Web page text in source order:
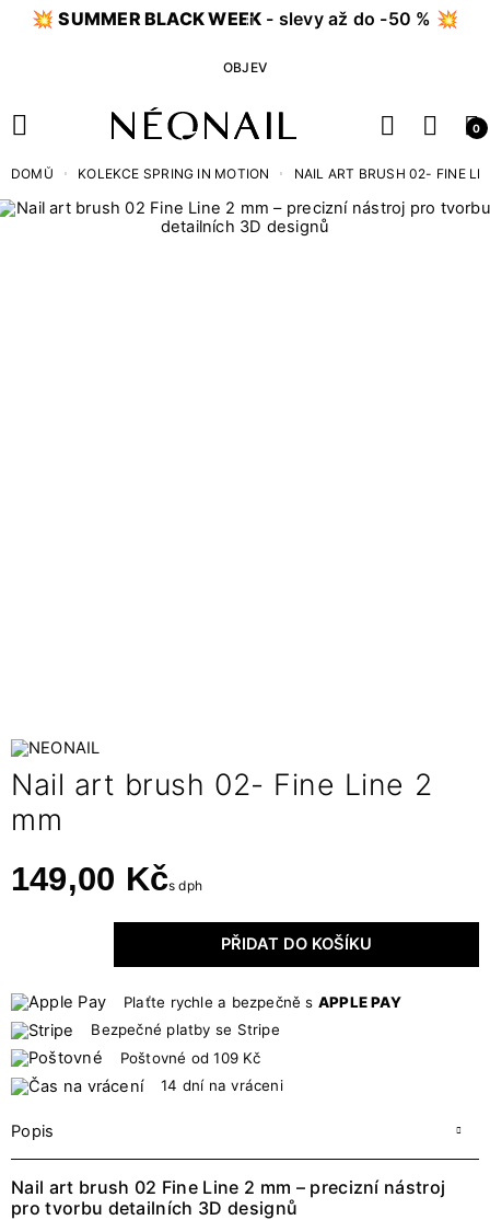
💥SUMMER BLACK WEEK - slevy až do -50 % 💥
OBJEV
0
DOMŮ KOLEKCE SPRING IN MOTION NAIL ART BRUSH 02- FINE
Nail art brush 02- Fine Line 2
mm
149,00 Kčs dph
PŘIDAT DO KOŠÍKU
Plaťte rychle a bezpečně s APPLE PAY
Bezpečné platby se Stripe
Poštovné od 109 Kč
14 dní na vráceni
Popis
Nail art brush 02 Fine Line 2 mm – precizní nástroj
pro tvorbu detailních 3D designů